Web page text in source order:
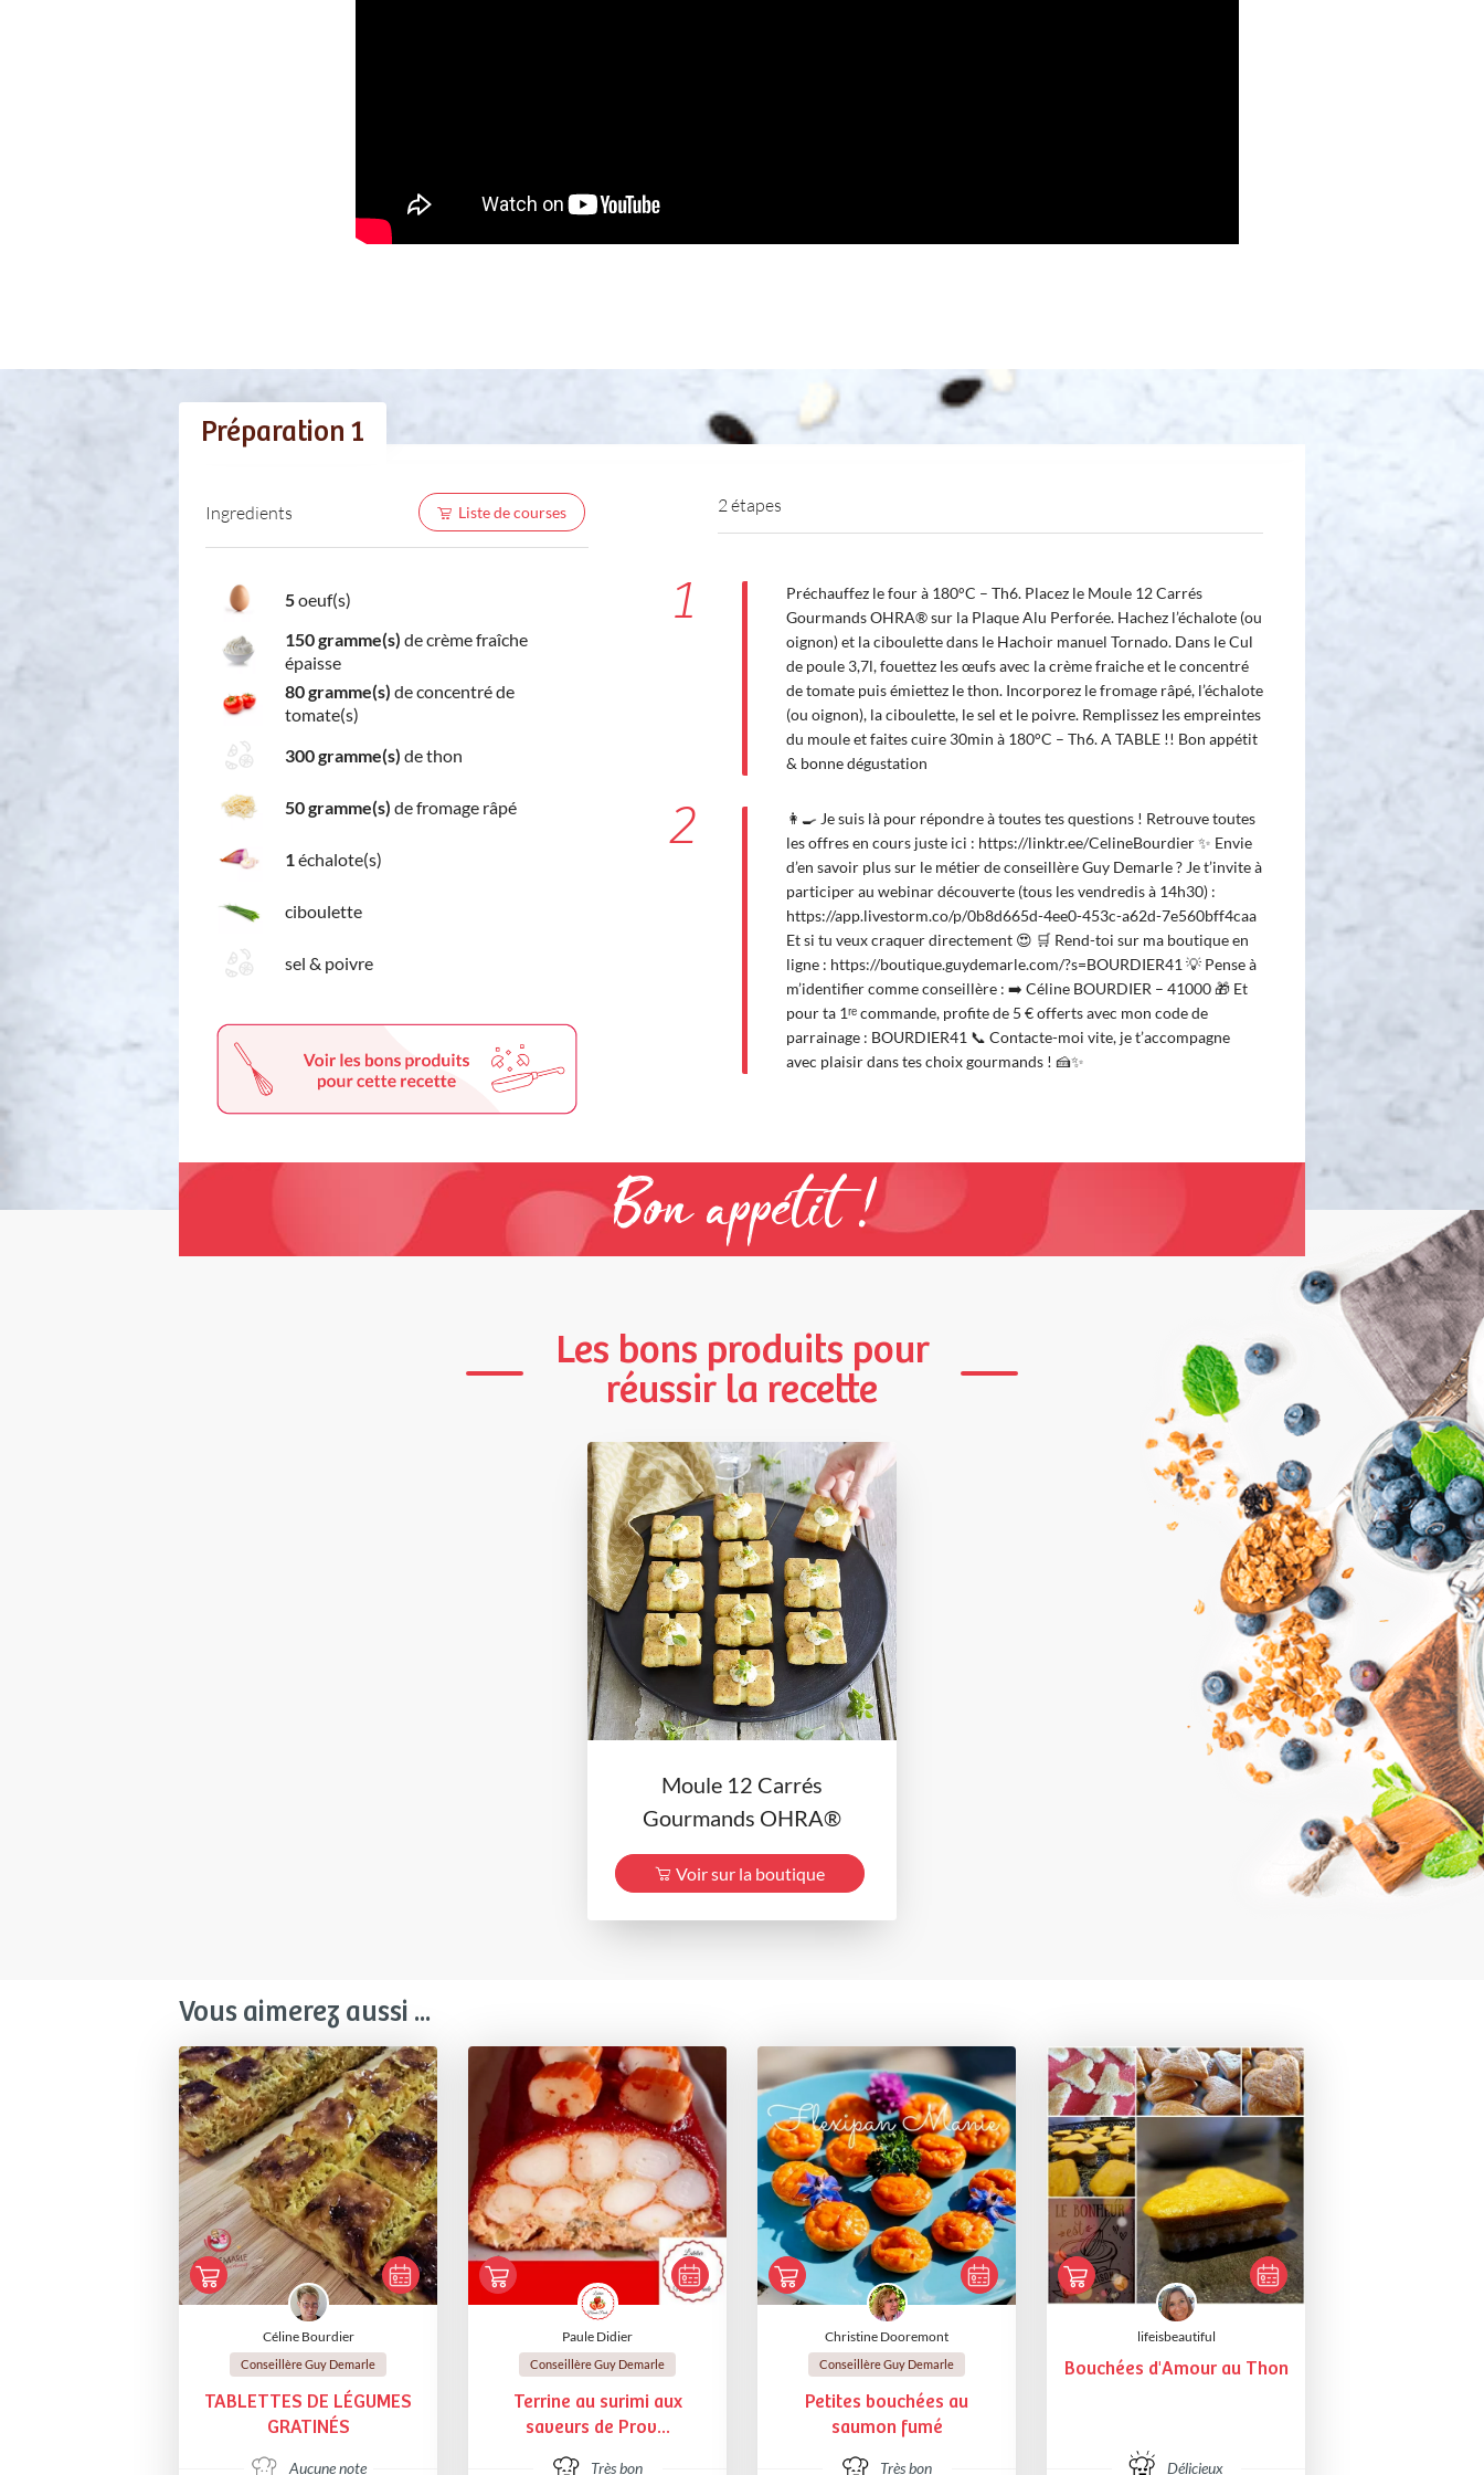
Préparation 1
Ingredients Liste de courses
5oeuf(s)
150 gramme(s) de crème fraîche
épaisse
80 gramme(s) de concentré de
tomate(s)
300 gramme(s) de thon
50 gramme(s) de fromage râpé
1 échalote(s)
ciboulette
sel & poivre
2 étapes
1
Préchauffez le four à 180°C – Th6. Placez le Moule 12 Carrés
Gourmands OHRA® sur la Plaque Alu Perforée. Hachez l’échalote (ou
oignon) et la ciboulette dans le Hachoir manuel Tornado. Dans le Cul
de poule 3,7l, fouettez les œufs avec la crème fraiche et le concentré
de tomate puis émiettez le thon. Incorporez le fromage râpé, l’échalote
(ou oignon), la ciboulette, le sel et le poivre. Remplissez les empreintes
du moule et faites cuire 30min à 180°C – Th6. A TABLE !! Bon appétit
& bonne dégustation
2
👩‍🍳 Je suis là pour répondre à toutes tes questions ! Retrouve toutes
les offres en cours juste ici : https://linktr.ee/CelineBourdier ✨ Envie
d’en savoir plus sur le métier de conseillère Guy Demarle ? Je t’invite à
participer au webinar découverte (tous les vendredis à 14h30) :
https://app.livestorm.co/p/0b8d665d-4ee0-453c-a62d-7e560bff4caa
Et si tu veux craquer directement 😍 🛒 Rend-toi sur ma boutique en
ligne : https://boutique.guydemarle.com/?s=BOURDIER41 💡 Pense à
m’identifier comme conseillère : ➡️ Céline BOURDIER – 41000 🎁 Et
pour ta 1ʳᵉ commande, profite de 5 € offerts avec mon code de
parrainage : BOURDIER41 📞 Contacte-moi vite, je t’accompagne
avec plaisir dans tes choix gourmands ! 🍰✨
Bon appétit !
Les bons produits pour
réussir la recette
Moule 12 Carrés
Gourmands OHRA®
Voir sur la boutique
Vous aimerez aussi ...
Céline Bourdier
Conseillère Guy Demarle
TABLETTES DE LÉGUMES
GRATINÉS
Aucune note
Paule Didier
Conseillère Guy Demarle
Terrine au surimi aux
saveurs de Prov...
Très bon
Christine Dooremont
Conseillère Guy Demarle
Petites bouchées au
saumon fumé
Très bon
lifeisbeautiful
Bouchées d'Amour au Thon
Délicieux